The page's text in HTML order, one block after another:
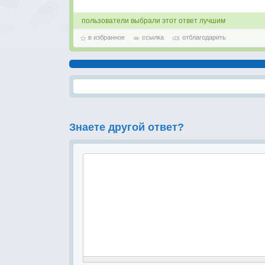
пользователи выбрали этот ответ лучшим
в избранное ссылка отблагодарить
Знаете другой ответ?